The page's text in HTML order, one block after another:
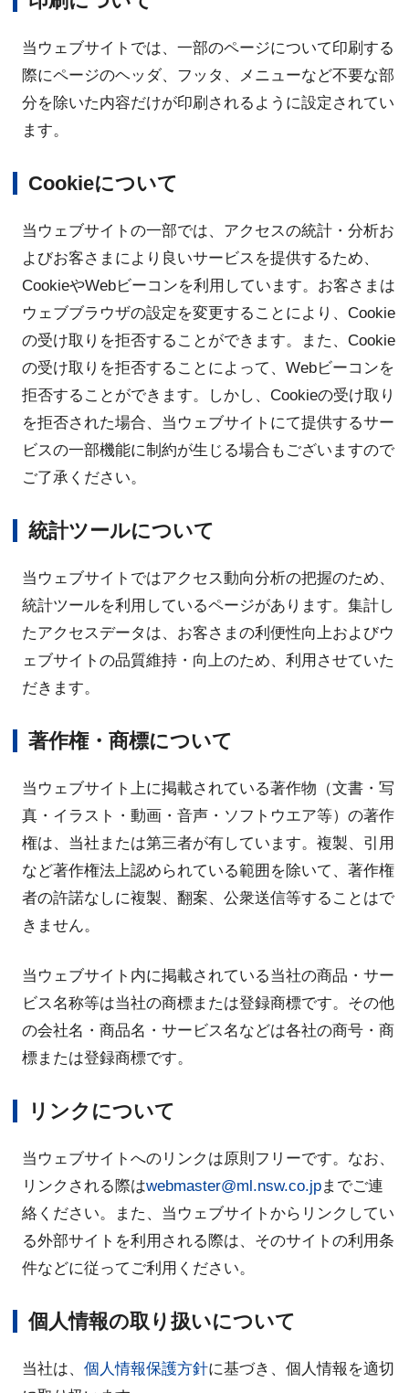
当ウェブサイトでは、一部のページについて印刷する
際にページのヘッダ、フッタ、メニューなど不要な部
分を除いた内容だけが印刷されるように設定されてい
ます。
Cookieについて
当ウェブサイトの一部では、アクセスの統計・分析お
よびお客さまにより良いサービスを提供するため、
CookieやWebビーコンを利用しています。お客さまは
ウェブブラウザの設定を変更することにより、Cookie
の受け取りを拒否することができます。また、Cookie
の受け取りを拒否することによって、Webビーコンを
拒否することができます。しかし、Cookieの受け取り
を拒否された場合、当ウェブサイトにて提供するサー
ビスの一部機能に制約が生じる場合もございますので
ご了承ください。
統計ツールについて
当ウェブサイトではアクセス動向分析の把握のため、
統計ツールを利用しているページがあります。集計し
たアクセスデータは、お客さまの利便性向上およびウ
ェブサイトの品質維持・向上のため、利用させていた
だきます。
著作権・商標について
当ウェブサイト上に掲載されている著作物（文書・写
真・イラスト・動画・音声・ソフトウエア等）の著作
権は、当社または第三者が有しています。複製、引用
など著作権法上認められている範囲を除いて、著作権
者の許諾なしに複製、翻案、公衆送信等することはで
きません。
当ウェブサイト内に掲載されている当社の商品・サー
ビス名称等は当社の商標または登録商標です。その他
の会社名・商品名・サービス名などは各社の商号・商
標または登録商標です。
リンクについて
当ウェブサイトへのリンクは原則フリーです。なお、
リンクされる際はwebmaster@ml.nsw.co.jpまでご連
絡ください。また、当ウェブサイトからリンクしてい
る外部サイトを利用される際は、そのサイトの利用条
件などに従ってご利用ください。
個人情報の取り扱いについて
当社は、個人情報保護方針に基づき、個人情報を適切